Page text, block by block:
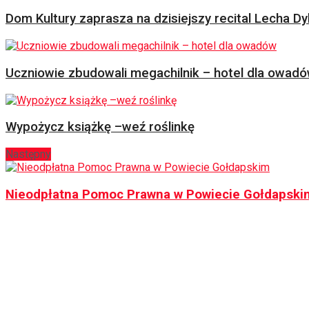
Dom Kultury zaprasza na dzisiejszy recital Lecha
Uczniowie zbudowali megachilnik – hotel dla
Wypożycz książkę –weź roślinkę
Następny
Nieodpłatna Pomoc Prawna w Powiecie